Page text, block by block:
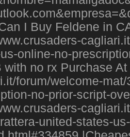
I Buy Feldene in
online-no-
with no rx Purchase
forum/welcome-
no-prior-script-
united-states-